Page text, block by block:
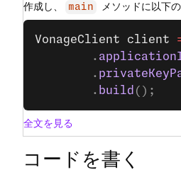
作成し、
main メソッドに以下
VonageClient client
		.
		.
		.
build ();
全文を見る
コードを書く